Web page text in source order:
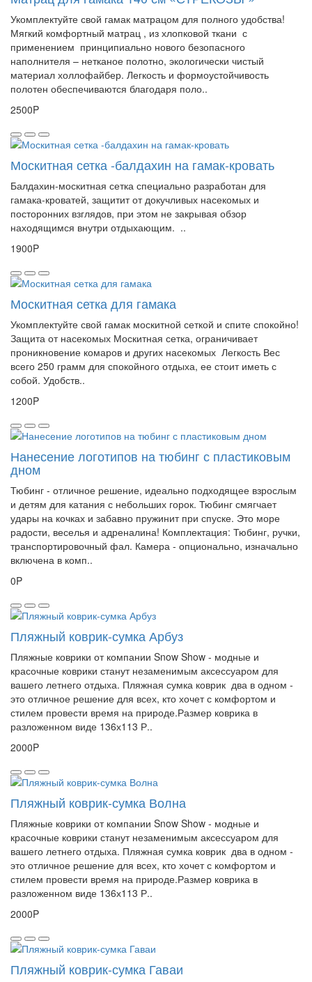
Укомплектуйте свой гамак матрацом для полного удобства!
Мягкий комфортный матрац , из хлопковой ткани с
применением принципиально нового безопасного
наполнителя – нетканое полотно, экологически чистый
материал холлофайбер. Легкость и формоустойчивость
полотен обеспечиваются благодаря поло..
2500P
Москитная сетка -балдахин на гамак-кровать
Балдахин-москитная сетка специально разработан для
гамака-кроватей, защитит от докучливых насекомых и
посторонних взглядов, при этом не закрывая обзор
находящимся внутри отдыхающим. ..
1900P
Москитная сетка для гамака
Укомплектуйте свой гамак москитной сеткой и спите спокойно!
Защита от насекомых Москитная сетка, ограничивает
проникновение комаров и других насекомых Легкость Вес
всего 250 грамм для спокойного отдыха, ее стоит иметь с
собой. Удобств..
1200P
Нанесение логотипов на тюбинг с пластиковым
дном
Тюбинг - отличное решение, идеально подходящее взрослым
и детям для катания с небольших горок. Тюбинг смягчает
удары на кочках и забавно пружинит при спуске. Это море
радости, веселья и адреналина! Комплектация: Тюбинг, ручки,
транспортировочный фал. Камера - опционально, изначально
включена в комп..
0P
Пляжный коврик-сумка Арбуз
Пляжные коврики от компании Snow Show - модные и
красочные коврики станут незаменимым аксессуаром для
вашего летнего отдыха. Пляжная сумка коврик два в одном -
это отличное решение для всех, кто хочет с комфортом и
стилем провести время на природе.Размер коврика в
разложенном виде 136х113 Р..
2000P
Пляжный коврик-сумка Волна
Пляжные коврики от компании Snow Show - модные и
красочные коврики станут незаменимым аксессуаром для
вашего летнего отдыха. Пляжная сумка коврик два в одном -
это отличное решение для всех, кто хочет с комфортом и
стилем провести время на природе.Размер коврика в
разложенном виде 136х113 Р..
2000P
Пляжный коврик-сумка Гаваи